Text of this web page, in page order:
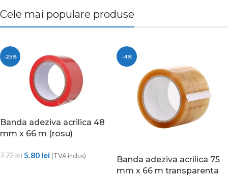
Cele mai populare produse
-25%
Banda adeziva acrilica 48
mm x 66 m (rosu)
7.72lei5.80 lei (TVA inclus)
-4%
Banda adeziva acrilica 75
mm x 66 m transparenta